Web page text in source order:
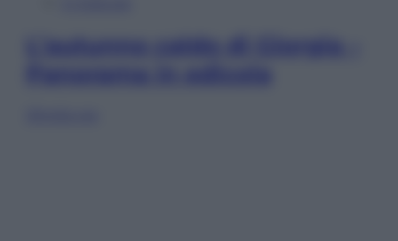
L’autunno caldo di Giorgia –